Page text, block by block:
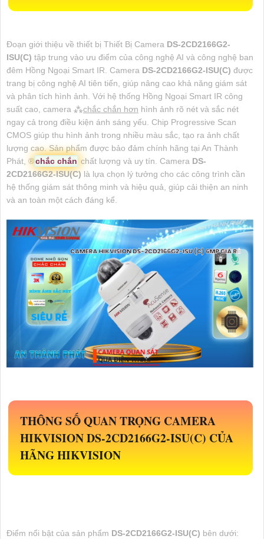
Đoạn giới thiệu về thiết bị Thiết Bị Camera DS-2CD2166G2-
ISU(C) tập trung vào ưu điểm của công nghệ AI và công nghệ ban
đêm Hồng Ngoại Smart IR. Camera DS-2CD2166G2-ISU(C) được
trang bị công nghệ AI tiên tiến, giúp nâng cao khả năng giám sát
và phân tích hình ảnh. Với hệ thống Hồng Ngoại Smart IR công
suất cao, camera ⁂chắc chắn hơn hình ảnh rõ nét và sắc nét
ngay cả trong điều kiện ánh sáng yếu. Chip Progressive Scan
CMOS giúp thu hình ảnh trong nhiều màu sắc, tạo ra ảnh chất
lượng cao. Sản phẩm được bảo đảm chính hãng tại An Thành
Phát, ®️chắc chắn chất lượng và uy tín. Camera DS-
2CD2166G2-ISU(C) là lựa chọn lý tưởng cho các công trình cần
hệ thống giám sát thông minh và hiệu quả, giúp cải thiện an ninh
và an toàn một cách đáng kể.
THÔNG SỐ QUAN TRỌNG CAMERA
HIKVISIONDS-2CD2166G2-ISU(C) CỦA
HÃNG HIKVISION
Điểm nổi bật của sản phẩm DS-2CD2166G2-ISU(C) bên dưới: